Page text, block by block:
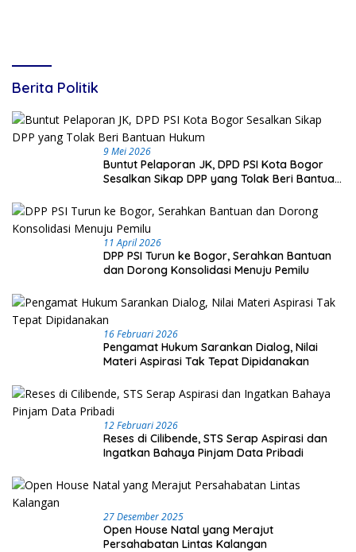
Berita Politik
9 Mei 2026
Buntut Pelaporan JK, DPD PSI Kota Bogor
Sesalkan Sikap DPP yang Tolak Beri Bantuan
11 April 2026
DPP PSI Turun ke Bogor, Serahkan Bantuan
dan Dorong Konsolidasi Menuju Pemilu
16 Februari 2026
Pengamat Hukum Sarankan Dialog, Nilai
Materi Aspirasi Tak Tepat Dipidanakan
12 Februari 2026
Reses di Cilibende, STS Serap Aspirasi dan
Ingatkan Bahaya Pinjam Data Pribadi
27 Desember 2025
Open House Natal yang Merajut
Persahabatan Lintas Kalangan